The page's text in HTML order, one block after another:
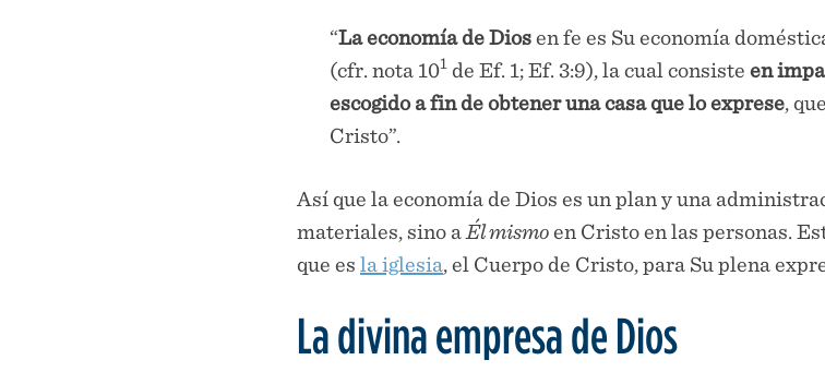
“La economía de Diosen fe es Su economía
(cfr. nota 101 de Ef. 1; Ef. 3:9), la cual consiste en
escogido a fin de obtener una casa que lo exprese ,
Cristo”.
Así que la economía de Dios es un plan y una
materiales, sino a Él mismoen Cristo en las personas.
que es la iglesia , el Cuerpo de Cristo, para Su plena
La divina empresa de Dios